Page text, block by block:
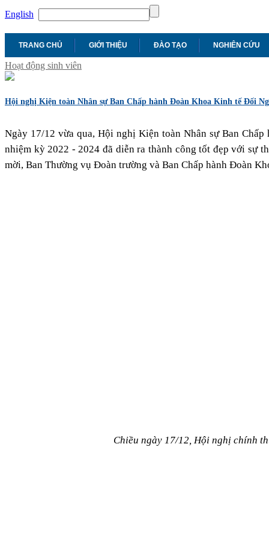
English
TRANG CHỦ GIỚI THIỆU ĐÀO TẠO NGHIÊN CỨU
Hoạt động sinh viên
Hội nghị Kiện toàn Nhân sự Ban Chấp hành Đoàn Khoa Kinh tế Đối
Ngày 17/12 vừa qua, Hội nghị Kiện toàn Nhân sự Ban
nhiệm kỳ 2022 - 2024 đã diễn ra thành công tốt đẹp với sự
mời, Ban Thường vụ Đoàn trường và Ban Chấp hành Đoàn
Chiều ngày 17/12, Hội nghị chính